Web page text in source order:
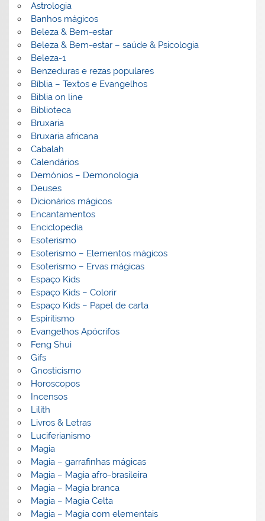
Astrologia
Banhos mágicos
Beleza & Bem-estar
Beleza & Bem-estar – saúde & Psicologia
Beleza-1
Benzeduras e rezas populares
Bíblia – Textos e Evangelhos
Biblia on line
Biblioteca
Bruxaria
Bruxaria africana
Cabalah
Calendários
Demónios – Demonologia
Deuses
Dicionários mágicos
Encantamentos
Enciclopedia
Esoterismo
Esoterismo – Elementos mágicos
Esoterismo – Ervas mágicas
Espaço Kids
Espaço Kids – Colorir
Espaço Kids – Papel de carta
Espiritismo
Evangelhos Apócrifos
Feng Shui
Gifs
Gnosticismo
Horoscopos
Incensos
Lilith
Livros & Letras
Luciferianismo
Magia
Magia – garrafinhas mágicas
Magia – Magia afro-brasileira
Magia – Magia branca
Magia – Magia Celta
Magia – Magia com elementais